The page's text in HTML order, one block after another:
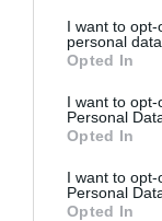
I want to
personal data.
Opted In
I want to
Personal
Opted In
I want to
Personal
Opted In
demuestran la
homeopáticos
mastitis y la
AñadirEl
de Google